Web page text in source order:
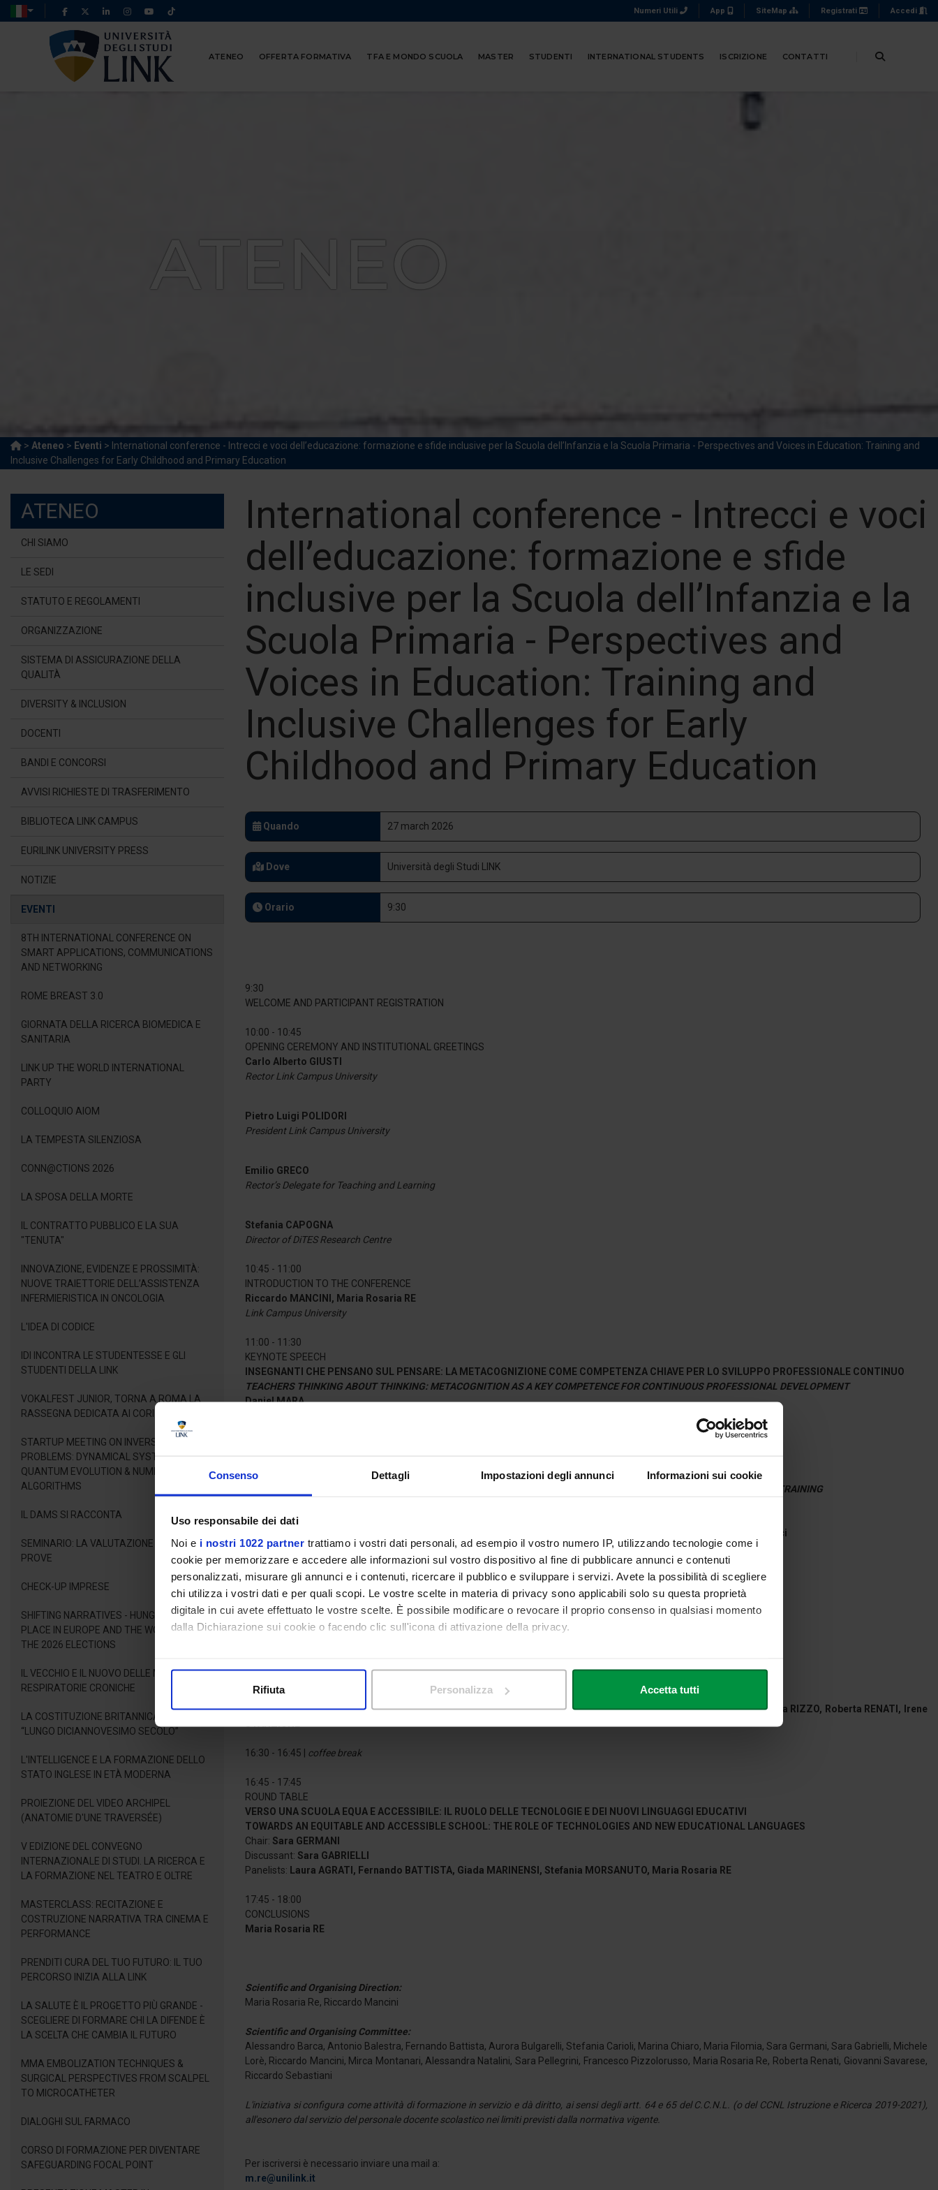
Consenso Dettagli Impostazioni degli annunci Informazioni sui cookie
Uso responsabile dei dati
Noi e i nostri 1022 partner trattiamo i vostri dati personali, ad esempio il vostro numero IP, utilizzando tecnologie come i
cookie per memorizzare e accedere alle informazioni sul vostro dispositivo al fine di pubblicare annunci e contenuti
personalizzati, misurare gli annunci e i contenuti, ricercare il pubblico e sviluppare i servizi. Avete la possibilità di scegliere
chi utilizza i vostri dati e per quali scopi. Le vostre scelte in materia di privacy sono applicabili solo su questa proprietà
digitale in cui avete effettuato le vostre scelte. È possibile modificare o revocare il proprio consenso in qualsiasi momento
dalla Dichiarazione sui cookie o facendo clic sull'icona di attivazione della privacy.
Identificare il tuo dispositivo, scansionandolo attivamente alla ricerca di caratteristiche specifiche (impronte digitali).
modificare o ritirare il tuo consenso in qualsiasi momento dalla Dichiarazione sui cookie.
Utilizziamo i cookie per personalizzare contenuti ed annunci, per fornire funzionalità dei social media e per analizzare il
nostro traffico. Condividiamo inoltre informazioni sul modo in cui utilizza il nostro sito con i nostri partner che si occupano
di analisi dei dati web, pubblicità e social media, i quali potrebbero combinarle con altre informazioni che ha fornito loro o
che hanno raccolto dal suo utilizzo dei loro servizi.
Rifiuta Personalizza Accetta tutti
Numeri Utili App SiteMap Registrati Accedi
ATENEO OFFERTA FORMATIVA TFA E MONDO SCUOLA MASTER STUDENTI INTERNATIONAL STUDENTS ISCRIZIONE CONTATTI
ATENEO
> Ateneo > Eventi > International conference - Intrecci e voci dell’educazione: formazione e sfide inclusive per la Scuola dell’Infanzia e la Scuola Primaria - Perspectives and Voices in Education: Training and
Inclusive Challenges for Early Childhood and Primary Education
ATENEO
CHI SIAMO
LE SEDI
STATUTO E REGOLAMENTI
ORGANIZZAZIONE
SISTEMA DI ASSICURAZIONE DELLA
QUALITÀ
DIVERSITY & INCLUSION
DOCENTI
BANDI E CONCORSI
AVVISI RICHIESTE DI TRASFERIMENTO
BIBLIOTECA LINK CAMPUS
EURILINK UNIVERSITY PRESS
NOTIZIE
EVENTI
8TH INTERNATIONAL CONFERENCE ON
SMART APPLICATIONS, COMMUNICATIONS
AND NETWORKING
ROME BREAST 3.0
GIORNATA DELLA RICERCA BIOMEDICA E
SANITARIA
LINK UP THE WORLD INTERNATIONAL
PARTY
COLLOQUIO AIOM
LA TEMPESTA SILENZIOSA
CONN@CTIONS 2026
LA SPOSA DELLA MORTE
IL CONTRATTO PUBBLICO E LA SUA
"TENUTA"
INNOVAZIONE, EVIDENZE E PROSSIMITÀ:
NUOVE TRAIETTORIE DELL’ASSISTENZA
INFERMIERISTICA IN ONCOLOGIA
L'IDEA DI CODICE
IDI INCONTRA LE STUDENTESSE E GLI
STUDENTI DELLA LINK
VOKALFEST JUNIOR, TORNA A ROMA LA
RASSEGNA DEDICATA AI CORI GIOVANILI
STARTUP MEETING ON INVERSE LINEAR
PROBLEMS: DYNAMICAL SYSTEMS,
QUANTUM EVOLUTION & NUMERICAL
ALGORITHMS
IL DAMS SI RACCONTA
SEMINARIO: LA VALUTAZIONE DELLE
PROVE
CHECK-UP IMPRESE
SHIFTING NARRATIVES - HUNGARY'S NEW
PLACE IN EUROPE AND THE WORLD AFTER
THE 2026 ELECTIONS
IL VECCHIO E IL NUOVO DELLE MALATTIE
RESPIRATORIE CRONICHE
LA COSTITUZIONE BRITANNICA NEL
“LUNGO DICIANNOVESIMO SECOLO”
L'INTELLIGENCE E LA FORMAZIONE DELLO
STATO INGLESE IN ETÀ MODERNA
PROIEZIONE DEL VIDEO ARCHIPEL
(ANATOMIE D'UNE TRAVERSÉE)
V EDIZIONE DEL CONVEGNO
INTERNAZIONALE DI STUDI. LA RICERCA E
LA FORMAZIONE NEL TEATRO E OLTRE
MASTERCLASS: RECITAZIONE E
COSTRUZIONE NARRATIVA TRA CINEMA E
PERFORMANCE
PRENDITI CURA DEL TUO FUTURO: IL TUO
PERCORSO INIZIA ALLA LINK
LA SALUTE È IL PROGETTO PIÙ GRANDE -
SCEGLIERE DI FORMARE CHI LA DIFENDE È
LA SCELTA CHE CAMBIA IL FUTURO
MMA EMBOLIZATION TECHNIQUES &
SURGICAL PERSPECTIVES FROM SCALPEL
TO MICROCATHETER
DIALOGHI SUL FARMACO
CORSO DI FORMAZIONE PER DIVENTARE
SAFEGUARDING FOCAL POINT
International conference - Intrecci e voci
dell’educazione: formazione e sfide
inclusive per la Scuola dell’Infanzia e la
Scuola Primaria - Perspectives and
Voices in Education: Training and
Inclusive Challenges for Early
Childhood and Primary Education
Quando 27 march 2026
Dove Università degli Studi LINK
Orario 9:30
9:30
WELCOME AND PARTICIPANT REGISTRATION
10:00 - 10:45
OPENING CEREMONY AND INSTITUTIONAL GREETINGS
Carlo Alberto GIUSTI
Rector Link Campus University
Pietro Luigi POLIDORI
President Link Campus University
Emilio GRECO
Rector’s Delegate for Teaching and Learning
Stefania CAPOGNA
Director of DiTES Research Centre
10:45 - 11:00
INTRODUCTION TO THE CONFERENCE
Riccardo MANCINI, Maria Rosaria RE
Link Campus University
11:00 - 11:30
KEYNOTE SPEECH
INSEGNANTI CHE PENSANO SUL PENSARE: LA METACOGNIZIONE COME COMPETENZA CHIAVE PER LO SVILUPPO PROFESSIONALE CONTINUO
TEACHERS THINKING ABOUT THINKING: METACOGNITION AS A KEY COMPETENCE FOR CONTINUOUS PROFESSIONAL DEVELOPMENT
Daniel MARA
CURRICOLO E COMPETENZE: SFIDE ATTUALI E PROSPETTIVE FUTURE NELLA FORMAZIONE DEI FUTURI DOCENTI
CURRICULUM AND COMPETENCES: CURRENT CHALLENGES AND FUTURE PERSPECTIVES IN PROSPECTIVE TEACHERS TRAINING
Discussant:Maria FILOMIA
Filippo Gomez Paloma, Maria Luisa Iavarone, Anita Macauda, Angela Magnanini, Alessia Rosa, Viviana Vinci
13:00 - 14:30 |lunch break
14:30 - 16:30
Discussant:
Panelists:Ilaria FILOGRASSO, Pietro LUCISANO, Teresa IAVARONE, Ada MANFREDA, Elena Lucia MARA, Amalia Lavinia RIZZO, Roberta RENATI, Irene
16:30 - 16:45 | coffee break
16:45 - 17:45
ROUND TABLE
VERSO UNA SCUOLA EQUA E ACCESSIBILE: IL RUOLO DELLE TECNOLOGIE E DEI NUOVI LINGUAGGI EDUCATIVI
TOWARDS AN EQUITABLE AND ACCESSIBLE SCHOOL: THE ROLE OF TECHNOLOGIES AND NEW EDUCATIONAL LANGUAGES
Chair: Sara GERMANI
Discussant: Sara GABRIELLI
Panelists: Laura AGRATI, Fernando BATTISTA, Giada MARINENSI, Stefania MORSANUTO, Maria Rosaria RE
17:45 - 18:00
CONCLUSIONS
Maria Rosaria RE
Scientific and Organising Direction:
Maria Rosaria Re, Riccardo Mancini
Scientific and Organising Committee:
Alessandro Barca, Antonio Balestra, Fernando Battista, Aurora Bulgarelli, Stefania Carioli, Marina Chiaro, Maria Filomia, Sara Germani, Sara Gabrielli, Michele
Lorè, Riccardo Mancini, Mirca Montanari, Alessandra Natalini, Sara Pellegrini, Francesco Pizzolorusso, Maria Rosaria Re, Roberta Renati, Giovanni Savarese,
Riccardo Sebastiani
L'iniziativa si configura come attività di formazione in servizio e dà diritto, ai sensi degli artt. 64 e 65 del C.C.N.L. (o del CCNL Istruzione e Ricerca 2019-2021),
all'esonero dal servizio del personale docente scolastico nei limiti previsti dalla normativa vigente.
Per iscriversi è necessario inviare una mail a:
m.re@unilink.it